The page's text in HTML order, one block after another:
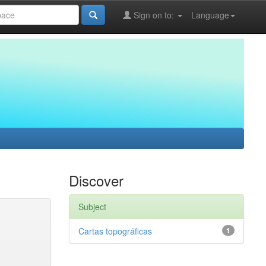
Language
Sign on to:
Discover
Subject
1
Cartas topográficas